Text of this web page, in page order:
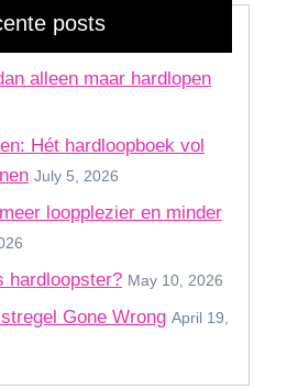
posts
alleen maar hardlopen
Hét hardloopboek vol
July 5, 2026
loopplezier en minder
hardloopster? May 10, 2026
Gone Wrong April 19,